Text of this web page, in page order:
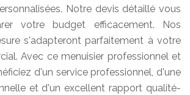
Notre devis détaillé vous
votre budget efficacement. Nos
s'adapteront parfaitement à votre
Avec ce menuisier professionnel et
d'un service professionnel, d'une
et d'un excellent rapport qualité-